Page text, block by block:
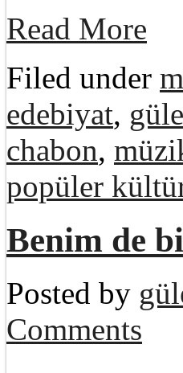
Read More
Filed under
edebiyat,
chabon,
popüler
Benim de
Posted by
Comments